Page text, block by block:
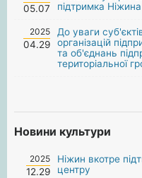
05.07
підтримка
2025
04.29
До уваги
організацій
та об'єднань
територіальної
Новини культури
2025
12.29
Ніжин вкотре
центру